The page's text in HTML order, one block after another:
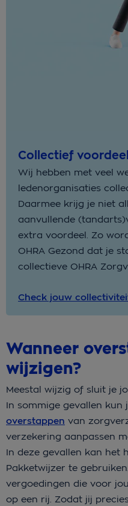
Collectief voordeel
Wij hebben met veel
ledenorganisaties
Daarmee krijg je niet
aanvullende
extra voordeel. Zo
OHRA Gezond dat je
collectieve OHRA
Check jouw
Wanneer
wijzigen?
Meestal wijzig of sluit je
In sommige gevallen kun
overstappen van
verzekering aanpassen
In deze gevallen kan het
Pakketwijzer te
vergoedingen die voor
op een rij. Zodat jij